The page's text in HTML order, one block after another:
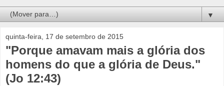
▼
quinta-feira, 17 de setembro de 2015
"Porque amavam mais a glória dos
homens do que a glória de Deus."
(Jo 12:43)